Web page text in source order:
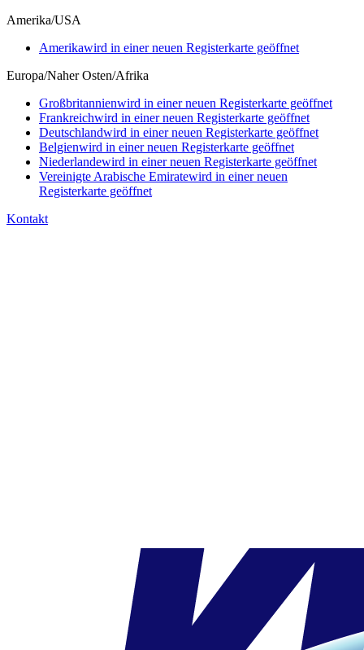
Amerika/USA
Amerikawird in einer neuen Registerkarte geöffnet
Europa/Naher Osten/Afrika
Großbritannienwird in einer neuen Registerkarte geöffnet
Frankreichwird in einer neuen Registerkarte geöffnet
Deutschlandwird in einer neuen Registerkarte geöffnet
Belgienwird in einer neuen Registerkarte geöffnet
Niederlandewird in einer neuen Registerkarte geöffnet
Vereinigte Arabische Emiratewird in einer neuen
Registerkarte geöffnet
Kontakt